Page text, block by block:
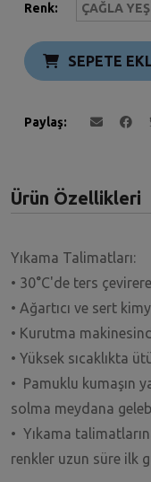
Renk: ÇAĞLA
SEPETE
Paylaş
Ürün Özellikleri
Yıkama Talimatları:
• 30°C'de ters
• Ağartıcı ve sert
• Kurutma
• Yüksek sıcaklıkta
• Pamuklu kumaşın
solma meydana
• Yıkama
renkler uzun süre ilk